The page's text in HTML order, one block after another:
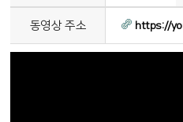
동영상 주소 https://